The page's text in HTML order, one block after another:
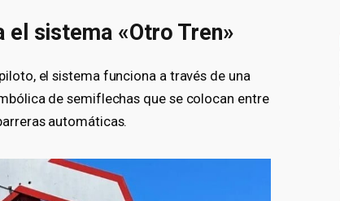
sistema «Otro Tren»
el sistema funciona a través de una
de semiflechas que se colocan entre
automáticas.